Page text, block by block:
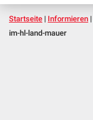
Startseite | Informieren |
im-hl-land-mauer